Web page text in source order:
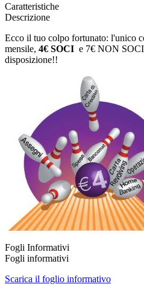
Caratteristiche
Descrizione
Ecco il tuo colpo fortunato: l'unico
mensile, 4€ SOCI e 7€ NON
disposizione!!
Fogli Informativi
Fogli informativi
Scarica il foglio informativo